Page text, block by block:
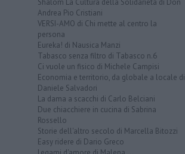
Shalom La Cultura della Solidarietà di Don
Andrea Pio Cristiani
VERSI-AMO di Chi mette al centro la
persona
Eureka! di Nausica Manzi
Tabasco senza filtro di Tabasco n.6
Ci vuole un fisico di Michele Campisi
Economia e territorio, da globale a locale di
Daniele Salvadori
La dama a scacchi di Carlo Belciani
Due chiacchiere in cucina di Sabrina
Rossello
Storie dell'altro secolo di Marcella Bitozzi
Easy ridere di Dario Greco